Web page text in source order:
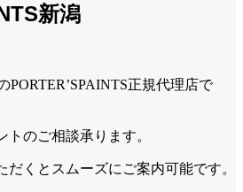
新潟
PORTER’SPAINTS正規代理店で
のご相談承ります。
だくとスムーズにご案内可能です。